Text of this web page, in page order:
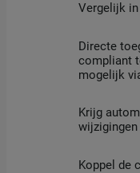
Vergelijk in
Directe
compliant
mogelijk
Krijg
wijzigingen
Koppel de